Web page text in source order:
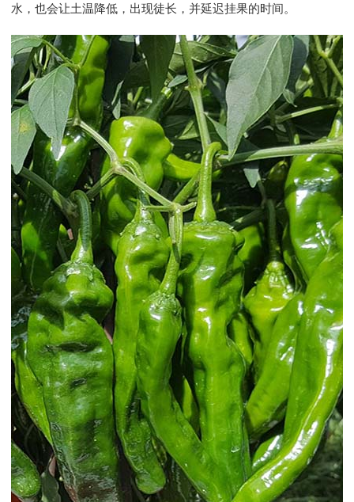
水，也会让土温降低，出现徒长，并延迟挂果的时间。